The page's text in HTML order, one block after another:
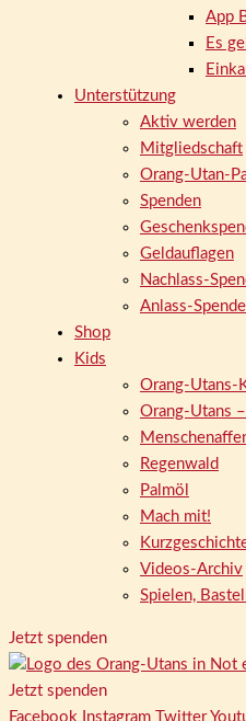
App
Es
Unterstützung
Aktiv werden
Mitgliedschaft
Orang-Utan-
Spenden
Geldauflagen
Nachlass-
Anlass-
Shop
Kids
Orang-Utans-
Orang-Utans
Regenwald
Palmöl
Mach mit!
Videos-Archiv
Spielen,
Jetzt spenden
Jetzt spenden
Facebook
Instagram Twitter